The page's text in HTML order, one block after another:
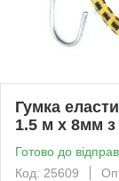
Гумка
1.5 м х 8мм з
Готово до
Код: 25609